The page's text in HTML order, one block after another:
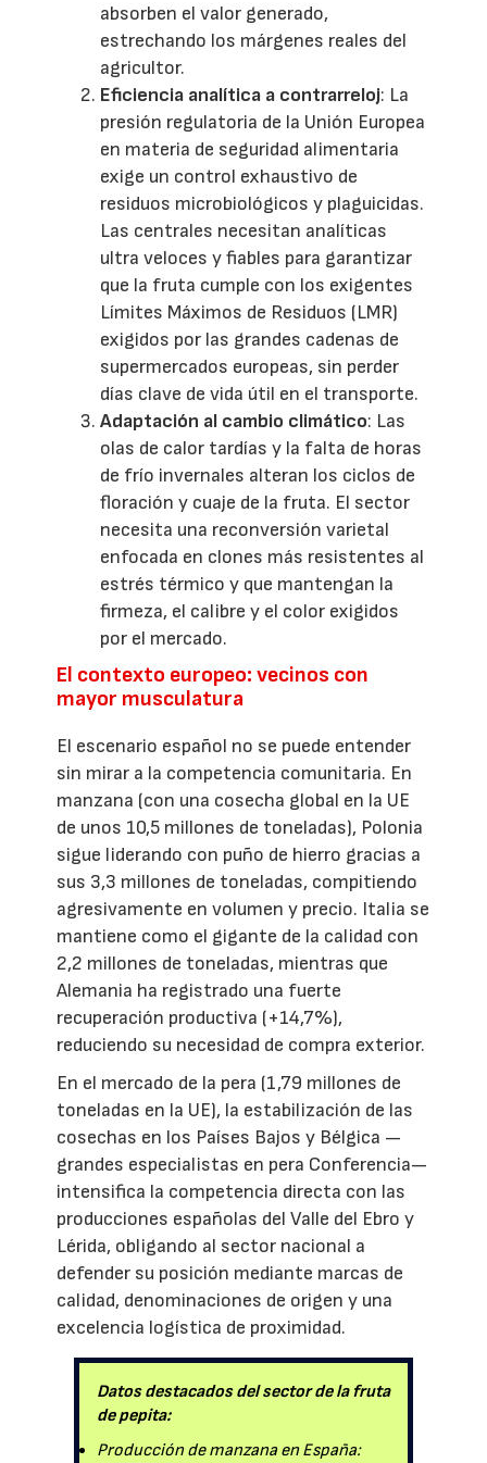
absorben el valor generado,
estrechando los márgenes reales del
agricultor.
Eficiencia analítica a contrarreloj: La
presión regulatoria de la Unión Europea
en materia de seguridad alimentaria
exige un control exhaustivo de
residuos microbiológicos y plaguicidas.
Las centrales necesitan analíticas
ultra veloces y fiables para garantizar
que la fruta cumple con los exigentes
Límites Máximos de Residuos (LMR)
exigidos por las grandes cadenas de
supermercados europeas, sin perder
días clave de vida útil en el transporte.
Adaptación al cambio climático: Las
olas de calor tardías y la falta de horas
de frío invernales alteran los ciclos de
floración y cuaje de la fruta. El sector
necesita una reconversión varietal
enfocada en clones más resistentes al
estrés térmico y que mantengan la
firmeza, el calibre y el color exigidos
por el mercado.
El contexto europeo: vecinos con
mayor musculatura
El escenario español no se puede entender
sin mirar a la competencia comunitaria. En
manzana (con una cosecha global en la UE
de unos 10,5 millones de toneladas), Polonia
sigue liderando con puño de hierro gracias a
sus 3,3 millones de toneladas, compitiendo
agresivamente en volumen y precio. Italia se
mantiene como el gigante de la calidad con
2,2 millones de toneladas, mientras que
Alemania ha registrado una fuerte
recuperación productiva (+14,7%),
reduciendo su necesidad de compra exterior.
En el mercado de la pera (1,79 millones de
toneladas en la UE), la estabilización de las
cosechas en los Países Bajos y Bélgica —
grandes especialistas en pera Conferencia—
intensifica la competencia directa con las
producciones españolas del Valle del Ebro y
Lérida, obligando al sector nacional a
defender su posición mediante marcas de
calidad, denominaciones de origen y una
excelencia logística de proximidad.
Datos destacados del sector de la fruta
de pepita:
Producción de manzana en España: